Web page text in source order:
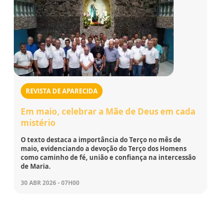
REVISTA DE APARECIDA
Em maio, celebrar a Mãe de Deus em cada
mistério
O texto destaca a importância do Terço no mês de
maio, evidenciando a devoção do Terço dos Homens
como caminho de fé, união e confiança na intercessão
de Maria.
30 ABR 2026 - 07H00